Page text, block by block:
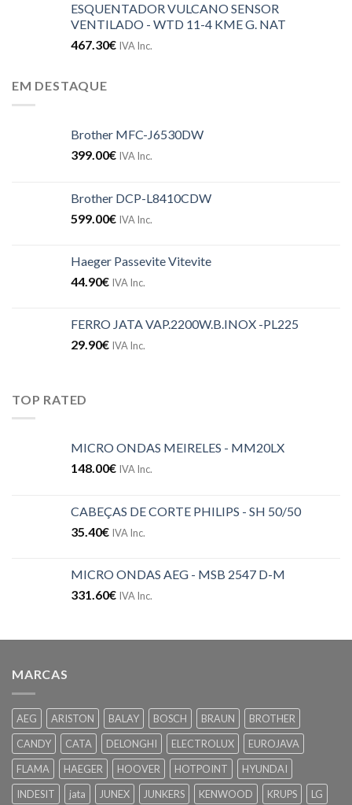
ESQUENTADOR VULCANO SENSOR
VENTILADO - WTD 11-4 KME G. NAT
467.30€ IVA Inc.
EM DESTAQUE
Brother MFC-J6530DW
399.00€ IVA Inc.
Brother DCP-L8410CDW
599.00€ IVA Inc.
Haeger Passevite Vitevite
44.90€ IVA Inc.
FERRO JATA VAP.2200W.B.INOX -PL225
29.90€ IVA Inc.
TOP RATED
MICRO ONDAS MEIRELES - MM20LX
148.00€ IVA Inc.
CABEÇAS DE CORTE PHILIPS - SH 50/50
35.40€ IVA Inc.
MICRO ONDAS AEG - MSB 2547 D-M
331.60€ IVA Inc.
MARCAS
AEG ARISTON BALAY BOSCH BRAUN
BROTHER
CANDY
CATA DELONGHI ELECTROLUX
EUROJAVA
FLAMA
HAEGER HOOVER HOTPOINT
HYUNDAI
INDESIT
jata JUNEX JUNKERS KENWOOD KRUPS LG